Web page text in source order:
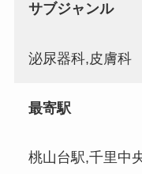
サブジャンル
泌尿器科,皮膚科
最寄駅
桃山台駅,千里中